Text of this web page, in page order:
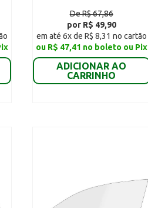
De R$ 67,86
por R$ 49,90
em até 6x de R$ 8,31 no cartão
ou R$ 47,41 no boleto ou Pix
ADICIONAR AO
CARRINHO